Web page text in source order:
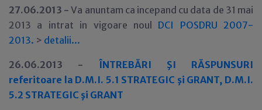
27.06.2013 -Va anuntam ca incepand cu data de 31 mai
2013 a intrat in vigoare noul DCI POSDRU 2007-
2013. > detalii...
26.06.2013 - ÎNTREBĂRI ŞI RĂSPUNSURI
referitoare la D.M.I. 5.1 STRATEGIC şi GRANT, D.M.I.
5.2 STRATEGIC şi GRANT